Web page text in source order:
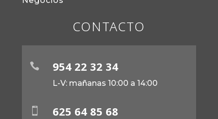
CONTACTO
 954 22 32 34
L-V: mañanas 10:00 a 14:00
 625 64 85 68